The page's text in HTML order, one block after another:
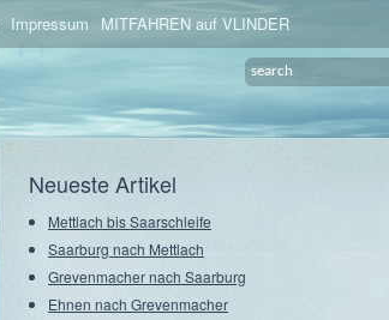
Impressum MITFAHREN auf VLINDER
Neueste Artikel
Mettlach bis Saarschleife
Saarburg nach Mettlach
Grevenmacher nach Saarburg
Ehnen nach Grevenmacher